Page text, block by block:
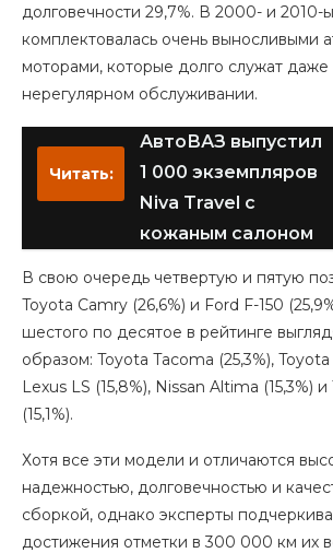
долговечности 29,7%. В 2000- и 2010-
комплектовалась очень выносливыми
моторами, которые долго служат даже
нерегулярном обслуживании.
Читать:
АвтоВАЗ выпустил
1 000 экземпляров
Niva Travel с
кожаным салоном
В свою очередь четвертую и пятую
Toyota Camry (26,6%) и Ford F-150
шестого по десятое в рейтинге
образом: Toyota Tacoma (25,3%), Toyota
Lexus LS (15,8%), Nissan Altima (15,3%)
(15,1%).
Хотя все эти модели и отличаются
надежностью, долговечностью и
сборкой, однако эксперты
достижения отметки в 300 000 км их